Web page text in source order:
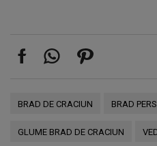
BRAD DE CRACIUN BRAD
GLUME BRAD DE CRACIUN